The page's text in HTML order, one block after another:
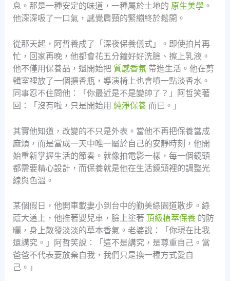
息。那是一種安定的味道，一種屬於土地的 原生美學。
他深深吸了一口氣，感覺肩頸的緊繃終於鬆開。
從那天起，阿哲養成了「深夜保養儀式」。即使拍片再
忙，回家再晚，他都會花五分鐘好好洗臉、擦上乳液。
他不僅用保養品，還開始把 質感香氛帶進生活。他在剪
輯室裡放了一個擴香瓶，導演椅上也會噴一點淡香水。
同事忍不住問他：「你最近是不是變帥了？」阿哲笑著
回：「沒有啦，只是開始用 純淨保養而已。」
其實他知道，改變的不只是外表。當他不再把保養當成
麻煩，而是當成一天中唯一屬於自己的安靜時刻，他開
始重新掌握生活的節奏。就像拍電影一樣，每一個鏡頭
都需要精心設計，而保養就是他在生活鏡頭裡的調整光
線與色溫。
某個假日，他開車載妻小到台中的勤美綠園道散步。綠
蔭大道上，他推著嬰兒車，臉上塗著 頂級植萃保養的防
曬，身上散發淡淡的草本香氣。老婆說：「你現在比我
還講究。」阿哲笑說：「這不是講究，是尊重自己。當
爸爸不代表要放棄自我，我們只是換一種方式愛自
己。」